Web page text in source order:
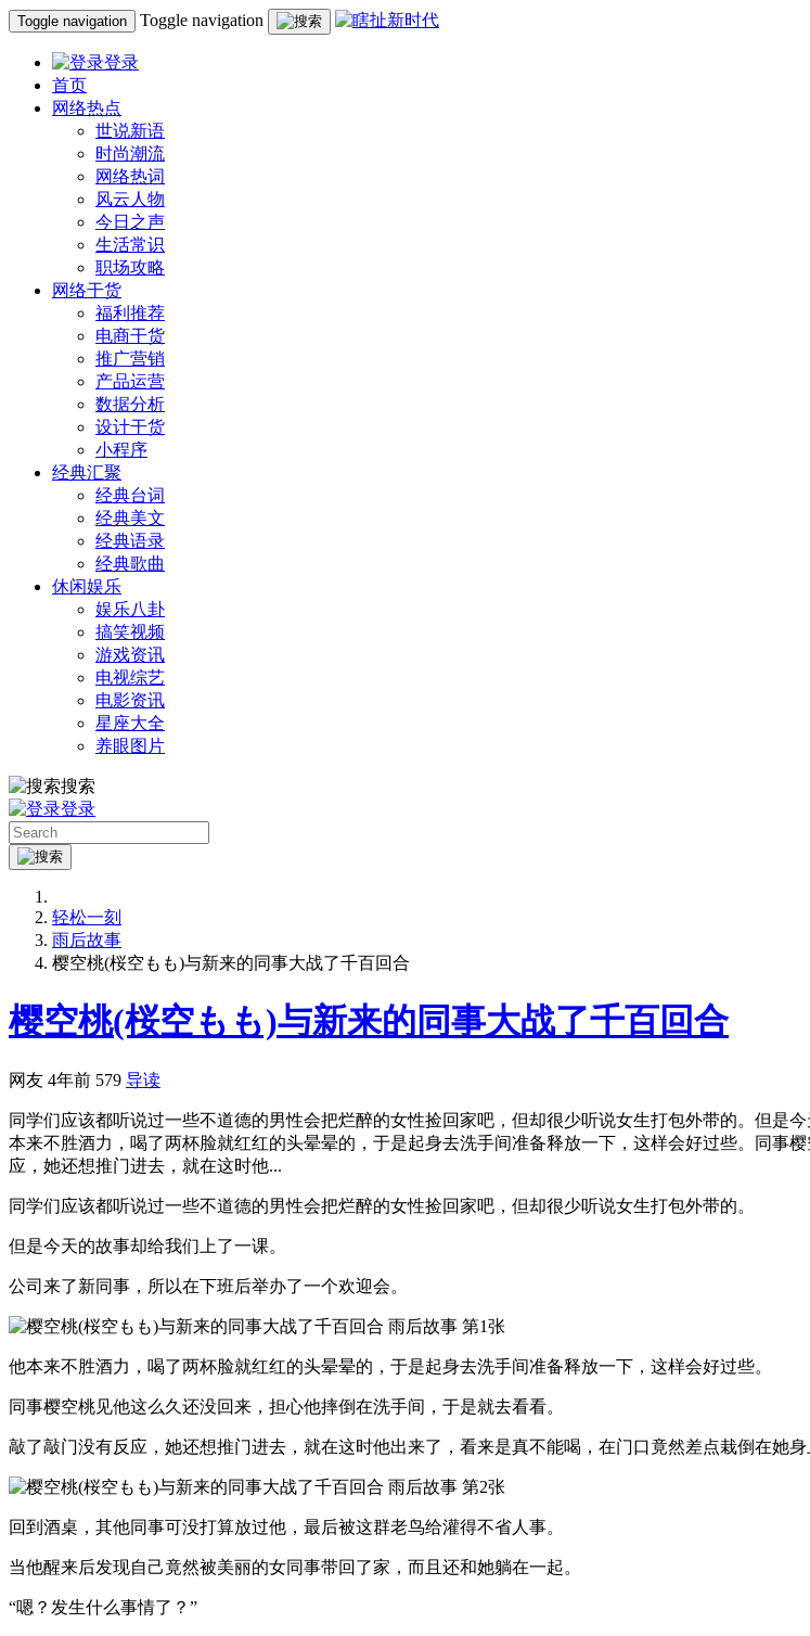
Toggle navigation Toggle navigation
登录
首页
网络热点
世说新语
时尚潮流
网络热词
风云人物
今日之声
生活常识
职场攻略
网络干货
福利推荐
电商干货
推广营销
产品运营
数据分析
设计干货
小程序
经典汇聚
经典台词
经典美文
经典语录
经典歌曲
休闲娱乐
娱乐八卦
搞笑视频
游戏资讯
电视综艺
电影资讯
星座大全
养眼图片
搜索
登录
轻松一刻
雨后故事
樱空桃(桜空もも)与新来的同事大战了千百回合
樱空桃(桜空もも)与新来的同事大战了千百回合
网友 4年前 579 导读
同学们应该都听说过一些不道德的男性会把烂醉的女性捡回家吧，但却很少听说女生打包外带的。但是
本来不胜酒力，喝了两杯脸就红红的头晕晕的，于是起身去洗手间准备释放一下，这样会好过些。同事
应，她还想推门进去，就在这时他...
同学们应该都听说过一些不道德的男性会把烂醉的女性捡回家吧，但却很少听说女生打包外带的。
但是今天的故事却给我们上了一课。
公司来了新同事，所以在下班后举办了一个欢迎会。
他本来不胜酒力，喝了两杯脸就红红的头晕晕的，于是起身去洗手间准备释放一下，这样会好过些。
同事樱空桃见他这么久还没回来，担心他摔倒在洗手间，于是就去看看。
敲了敲门没有反应，她还想推门进去，就在这时他出来了，看来是真不能喝，在门口竟然差点栽倒在她身
回到酒桌，其他同事可没打算放过他，最后被这群老鸟给灌得不省人事。
当他醒来后发现自己竟然被美丽的女同事带回了家，而且还和她躺在一起。
“嗯？发生什么事情了？”